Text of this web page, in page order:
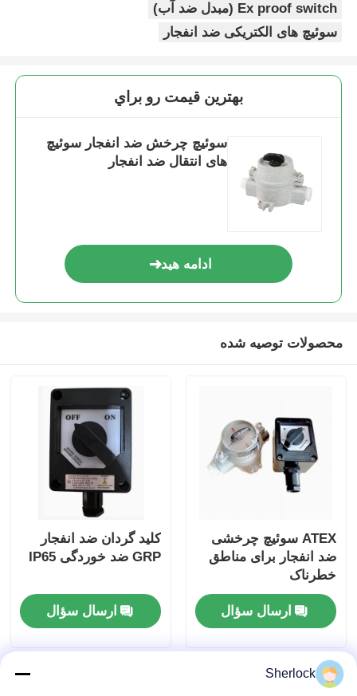
Ex proof switch (مبدل ضد آب)
سوئیچ های الکتریکی ضد انفجار
بهترين قيمت رو براي
سوئیچ چرخش ضد انفجار سوئیچ
های انتقال ضد انفجار
ادامه هید
محصولات توصیه شده
ATEX سوئیچ چرخشی
ضد انفجار برای مناطق
خطرناک
ارسال سؤال
کلید گردان ضد انفجار
GRP ضد خوردگی IP65
ارسال سؤال
Sherlock